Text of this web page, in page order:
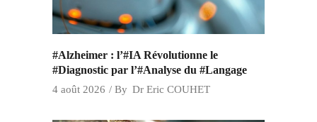
#Alzheimer : l’#IA Révolutionne le
#Diagnostic par l’#Analyse du #Langage
4 août 2026 By Dr Eric COUHET